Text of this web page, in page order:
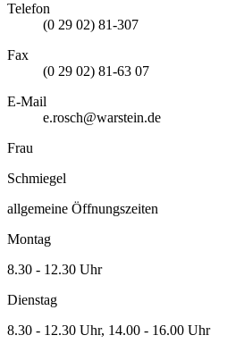
Telefon
(0 29 02) 81-307
Fax
(0 29 02) 81-63 07
E-Mail
e.rosch@warstein.de
Frau
Schmiegel
allgemeine Öffnungszeiten
Montag
8.30 - 12.30 Uhr
Dienstag
8.30 - 12.30 Uhr, 14.00 - 16.00 Uhr